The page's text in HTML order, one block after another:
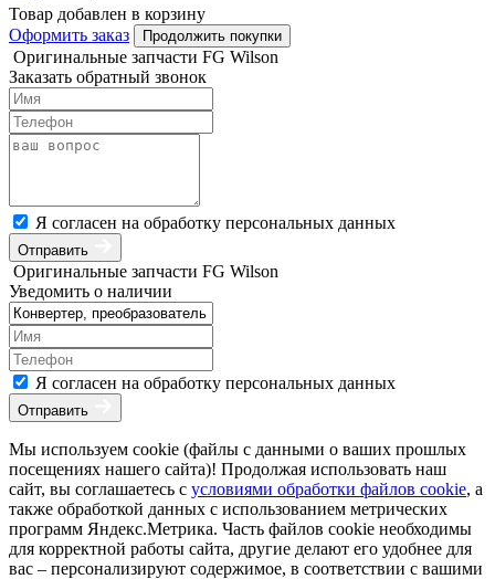
Товар добавлен в корзину
Оформить заказ
Продолжить покупки
Оригинальные запчасти FG Wilson
Заказать обратный звонок
Я согласен на обработку персональных данных
Отправить
Оригинальные запчасти FG Wilson
Уведомить о наличии
Я согласен на обработку персональных данных
Отправить
Мы используем cookie (файлы с данными о ваших прошлых
посещениях нашего сайта)! Продолжая использовать наш
сайт, вы соглашаетесь с условиями обработки файлов cookie, а
также обработкой данных с использованием метрических
программ Яндекс.Метрика. Часть файлов cookie необходимы
для корректной работы сайта, другие делают его удобнее для
вас – персонализируют содержимое, в соответствии с вашими